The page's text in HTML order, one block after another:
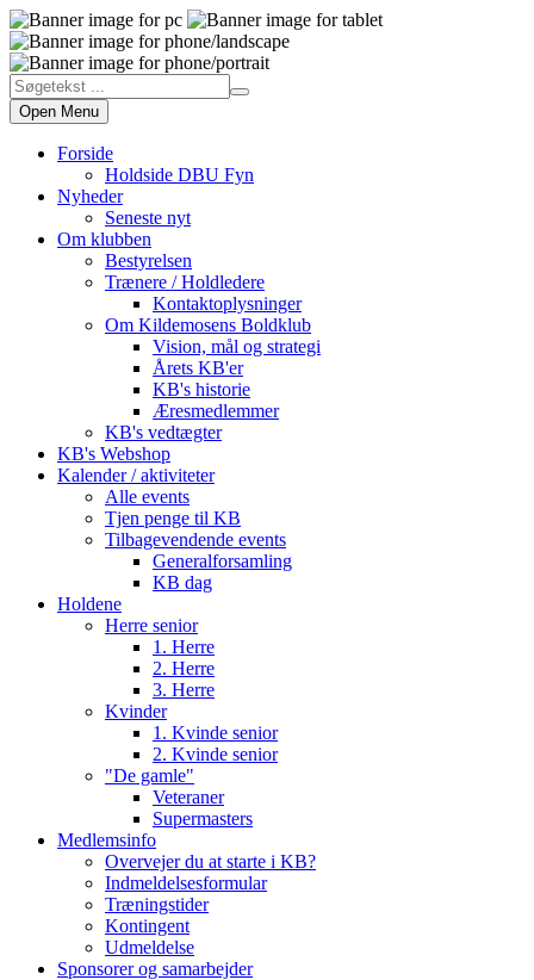
Open Menu
Forside
Holdside DBU Fyn
Nyheder
Seneste nyt
Om klubben
Bestyrelsen
Trænere / Holdledere
Kontaktoplysninger
Om Kildemosens Boldklub
Vision, mål og strategi
Årets KB'er
KB's historie
Æresmedlemmer
KB's vedtægter
KB's Webshop
Kalender / aktiviteter
Alle events
Tjen penge til KB
Tilbagevendende events
Generalforsamling
KB dag
Holdene
Herre senior
1. Herre
2. Herre
3. Herre
Kvinder
1. Kvinde senior
2. Kvinde senior
"De gamle"
Veteraner
Supermasters
Medlemsinfo
Overvejer du at starte i KB?
Indmeldelsesformular
Træningstider
Kontingent
Udmeldelse
Sponsorer og samarbejder